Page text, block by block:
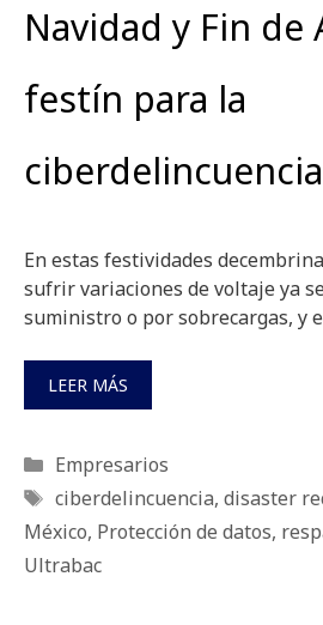
Navidad y Fin de
festín para la
ciberdelincuencia
En estas festividades
sufrir variaciones de voltaje ya
suministro o por sobrecargas, y
LEER MÁS
Categorías
Empresarios
Etiquetas
ciberdelincuencia, disaster
México, Protección de datos,
Ultrabac